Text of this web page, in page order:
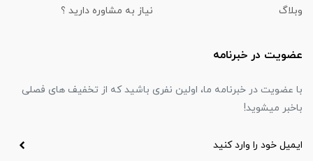
وبلاگ نیاز به مشاوره دارید ؟
عضویت در خبرنامه
با عضویت در خبرنامه ما، اولین نفری باشید که از تخفیف های فصلی
باخبر میشوید!